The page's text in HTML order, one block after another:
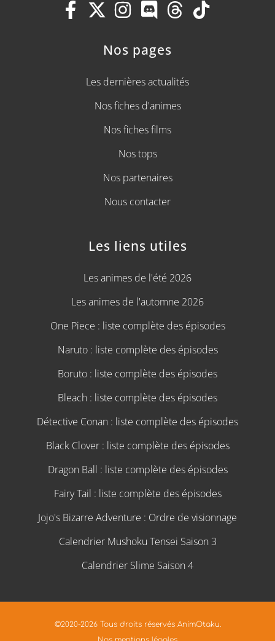
Nos pages
Les dernières actualités
Nos fiches d'animes
Nos fiches films
Nos tops
Nos partenaires
Nous contacter
Les liens utiles
Les animes de l'été 2026
Les animes de l'automne 2026
One Piece : liste complète des épisodes
Naruto : liste complète des épisodes
Boruto : liste complète des épisodes
Bleach : liste complète des épisodes
Détective Conan : liste complète des épisodes
Black Clover : liste complète des épisodes
Dragon Ball : liste complète des épisodes
Fairy Tail : liste complète des épisodes
Jojo's Bizarre Adventure : Ordre de visionnage
Calendrier Mushoku Tensei Saison 3
Calendrier Slime Saison 4
©2020-2026 Tous droits réservés AnimOtaku.